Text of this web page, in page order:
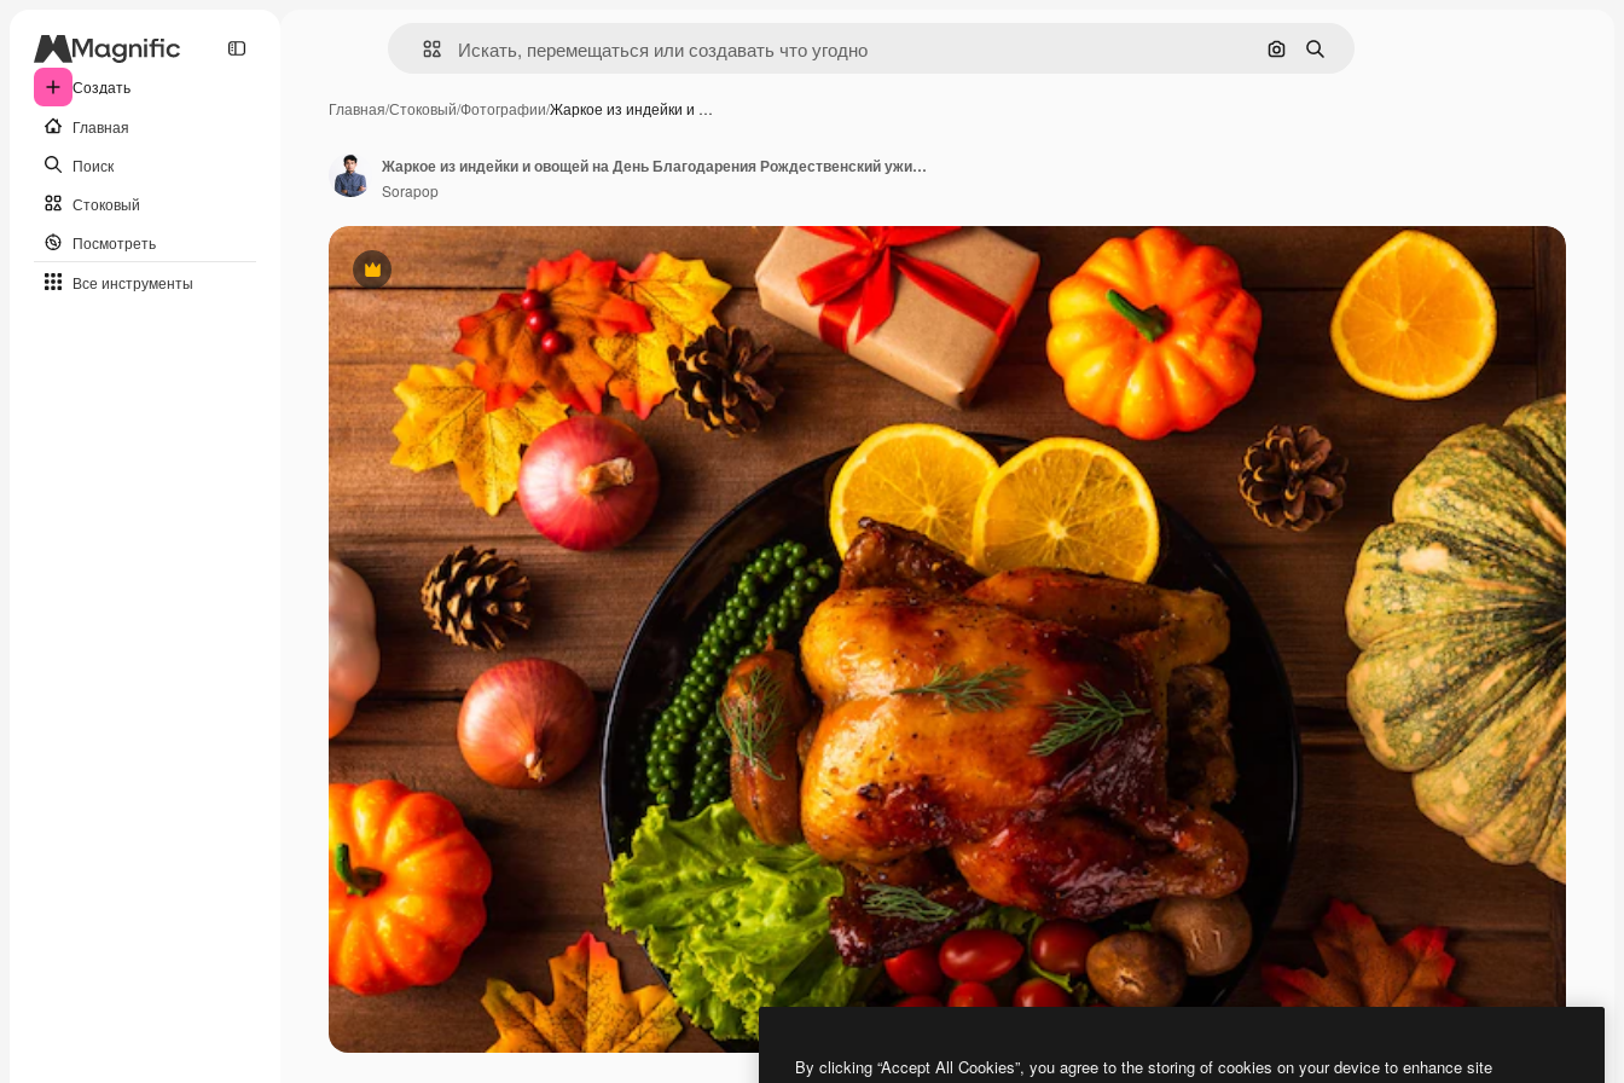
Создать
Главная
Поиск
Стоковый
Посмотреть
Все инструменты
Поиск по изображению
Поиск
Главная/Стоковый/Фотографии/Жаркое из индейки и …
Премиум
Жаркое из индейки и овощей на День Благодарения Рождественский ужин украшение еды традиционное домашнее
Sorapop
By clicking “Accept All Cookies”, you agree to the storing of cookies on your device to enhance site